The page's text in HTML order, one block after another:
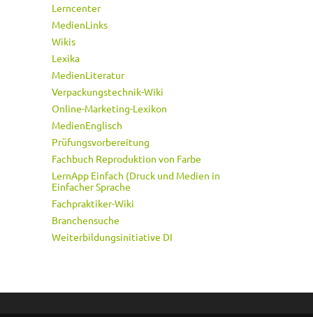
Lerncenter
MedienLinks
Wikis
Lexika
MedienLiteratur
Verpackungstechnik-Wiki
Online-Marketing-Lexikon
MedienEnglisch
Prüfungsvorbereitung
Fachbuch Reproduktion von Farbe
LernApp Einfach (Druck und Medien in
Einfacher Sprache
Fachpraktiker-Wiki
Branchensuche
Weiterbildungsinitiative DI